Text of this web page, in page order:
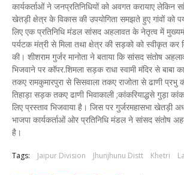
कार्यकर्ताओं ने जनप्रतिनिधियों को अवगत करायाए लेकिन
खेतड़ी क्षेत्र के विकास की उपयोगिता समझते हुए गांवों को
लिए एक प्रतिनिधि मंडल सांसद अहलावत के नेतृत्व में
पर्यटक मंत्री से मिला तथा क्षेत्र की सड़को को स्वीकृत कर
की। शीशराम गुर्जर मानोता ने बताया कि सांसद संतोष
भिजवाने पर कॉपर.शिमला सड़क राधा स्वामी मंदिर से बाबा
तकए रामकुमारपुरा से सिसवाला तकए राजोता से ढाणी प्रभु
तिहाड़ा सड़क तकए ढाणी भिवाकाली ;कांकरियाद्धसे
लिए प्रस्ताव भिजवाया है। जिस पर गुर्जरमहासभा खेतड़ी
भाजपा कार्यकर्ताओं ओर प्रतिनिधि मंडल ने सांसद संतोष
है।
Tags: Jaipur Division Jhunjhunu Distt Khetri